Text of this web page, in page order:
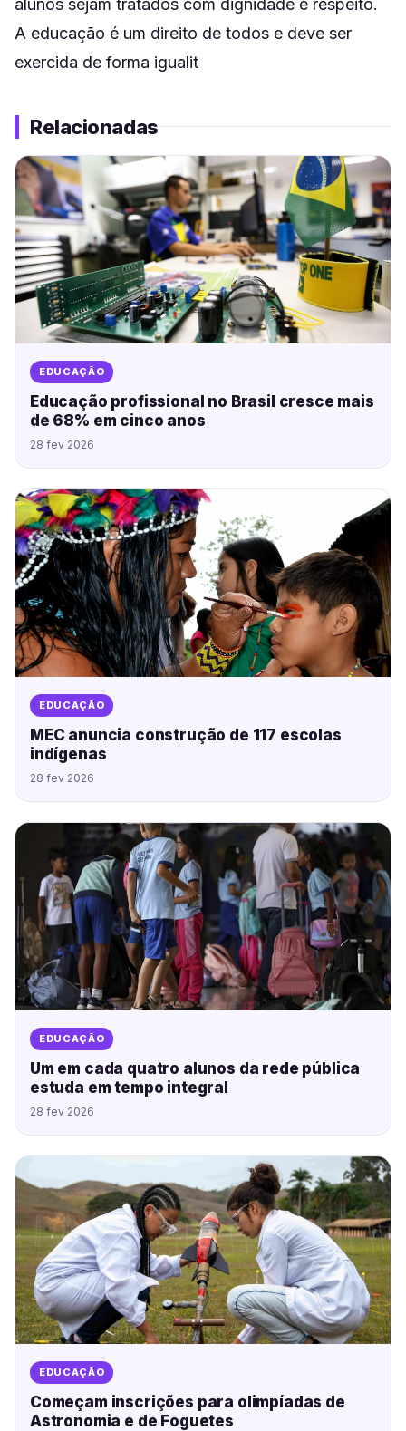
alunos sejam tratados com dignidade e respeito.
A educação é um direito de todos e deve ser
exercida de forma igualit
Relacionadas
EDUCAÇÃO
Educação profissional no Brasil cresce mais
de 68% em cinco anos
28 fev 2026
EDUCAÇÃO
MEC anuncia construção de 117 escolas
indígenas
28 fev 2026
EDUCAÇÃO
Um em cada quatro alunos da rede pública
estuda em tempo integral
28 fev 2026
EDUCAÇÃO
Começam inscrições para olimpíadas de
Astronomia e de Foguetes